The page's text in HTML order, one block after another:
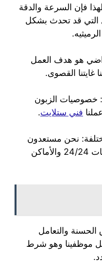
فإن السرعة والدقة
التي قد تحدث بشكل
هو هدف العمل
غايتنا القصوى.
خصوصيات الزبون
فني ستلايت.
نحن مستعدون
لتقديم خدماتنا في جميع الأوقات 24/24 والأماكن
الحسنة والتعامل
كل موظفينا وهو شرط